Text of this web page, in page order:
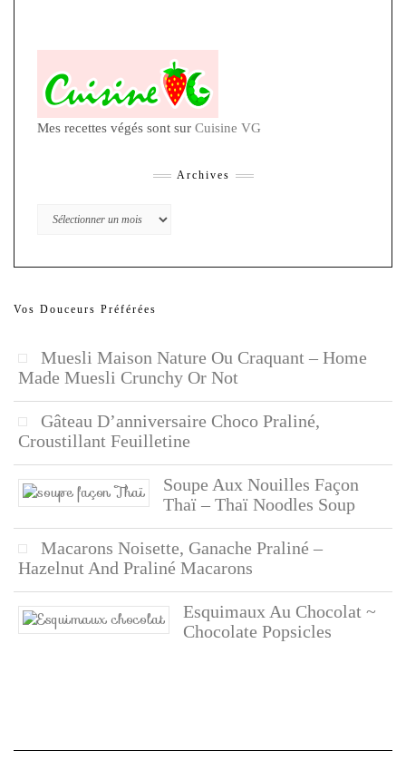
Mes recettes végés sont sur Cuisine VG
Archives
Archives
Vos Douceurs Préférées
Muesli Maison Nature Ou Craquant – Home
Made Muesli Crunchy Or Not
Gâteau D’anniversaire Choco Praliné,
Croustillant Feuilletine
Soupe Aux Nouilles Façon
Thaï – Thaï Noodles Soup
Macarons Noisette, Ganache Praliné –
Hazelnut And Praliné Macarons
Esquimaux Au Chocolat ~
Chocolate Popsicles